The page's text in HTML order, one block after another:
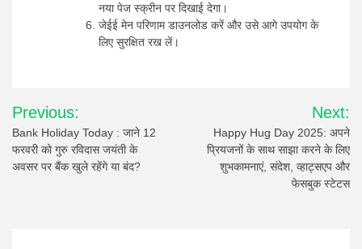
नया पेज स्क्रीन पर दिखाई देगा।
जेईई मेन परिणाम डाउनलोड करें और उसे आगे उपयोग के
लिए सुरक्षित रख लें।
Post
navigation
Previous:
Bank Holiday Today : जाने 12
फरवरी को गुरु रविदास जयंती के
अवसर पर बैंक खुले रहेंगे या बंद?
Next:
Happy Hug Day 2025: अपने
प्रियजनों के साथ साझा करने के लिए
शुभकामनाएं, संदेश, व्हाट्सएप और
फेसबुक स्टेटस